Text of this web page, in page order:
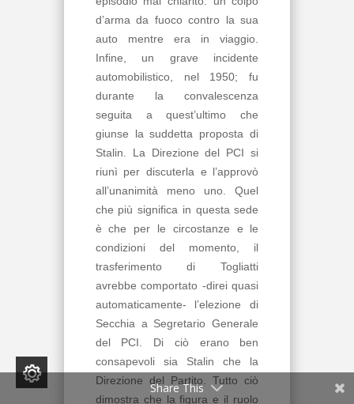
d’arma da fuoco contro la sua
auto mentre era in viaggio.
Infine, un grave incidente
automobilistico, nel 1950; fu
durante la convalescenza
seguita a quest’ultimo che
giunse la suddetta proposta di
Stalin. La Direzione del PCI si
riunì per discuterla e l’approvò
all’unanimità meno uno. Quel
che più significa in questa sede
è che per le circostanze e le
condizioni del momento, il
trasferimento di Togliatti
avrebbe comportato -direi quasi
automaticamente- l’elezione di
Secchia a Segretario Generale
del PCI. Di ciò erano ben
consapevoli sia Stalin che la
Direzione del Partito. Tutto ciò
dimostra che la figura e il ruolo
Share This